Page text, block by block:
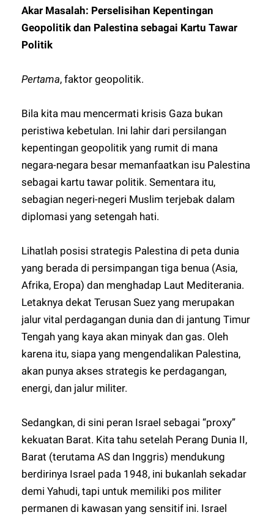
Akar Masalah: Perselisihan Kepentingan
Geopolitik dan Palestina sebagai Kartu Tawar
Politik
Pertama, faktor geopolitik.
Bila kita mau mencermati krisis Gaza bukan
peristiwa kebetulan. Ini lahir dari persilangan
kepentingan geopolitik yang rumit di mana
negara-negara besar memanfaatkan isu Palestina
sebagai kartu tawar politik. Sementara itu,
sebagian negeri-negeri Muslim terjebak dalam
diplomasi yang setengah hati.
Lihatlah posisi strategis Palestina di peta dunia
yang berada di persimpangan tiga benua (Asia,
Afrika, Eropa) dan menghadap Laut Mediterania.
Letaknya dekat Terusan Suez yang merupakan
jalur vital perdagangan dunia dan di jantung Timur
Tengah yang kaya akan minyak dan gas. Oleh
karena itu, siapa yang mengendalikan Palestina,
akan punya akses strategis ke perdagangan,
energi, dan jalur militer.
Sedangkan, di sini peran Israel sebagai “proxy”
kekuatan Barat. Kita tahu setelah Perang Dunia II,
Barat (terutama AS dan Inggris) mendukung
berdirinya Israel pada 1948, ini bukanlah sekadar
demi Yahudi, tapi untuk memiliki pos militer
permanen di kawasan yang sensitif ini. Israel